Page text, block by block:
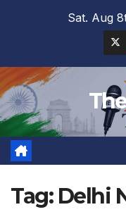
Sat. Aug
Tag: Delhi